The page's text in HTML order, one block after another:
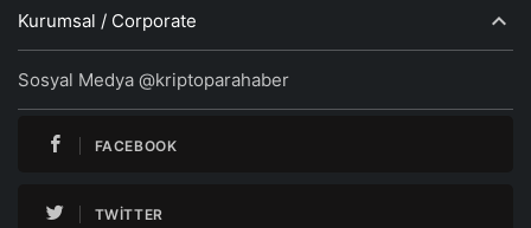
Kurumsal / Corporate
Sosyal Medya @kriptoparahaber
FACEBOOK
TWITTER